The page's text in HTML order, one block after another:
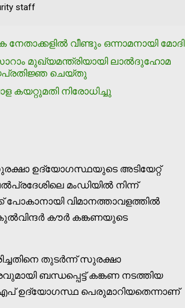
staff
വീണ്ടും ഒന്നാമനായി മോദി
മുഖ്യമന്ത്രിയായി ലാല്‍ദുഹോമ
ചെയ്തു
കയറ്റുമതി നിരോധിച്ചു
ഉദ്യോഗസ്ഥയുടെ അടിയേറ്റ്
മംഡിയില്‍ നിന്ന്
പോകാനായി വിമാനത്താവളത്തില്‍
കൗര്‍ കങ്കണയുടെ
തുടര്‍ന്ന് സുരക്ഷാ
ബന്ധപ്പെട്ട് കങ്കണ നടത്തിയ
ഉദ്യോഗസ്ഥ പെരുമാറിയതെന്നാണ്